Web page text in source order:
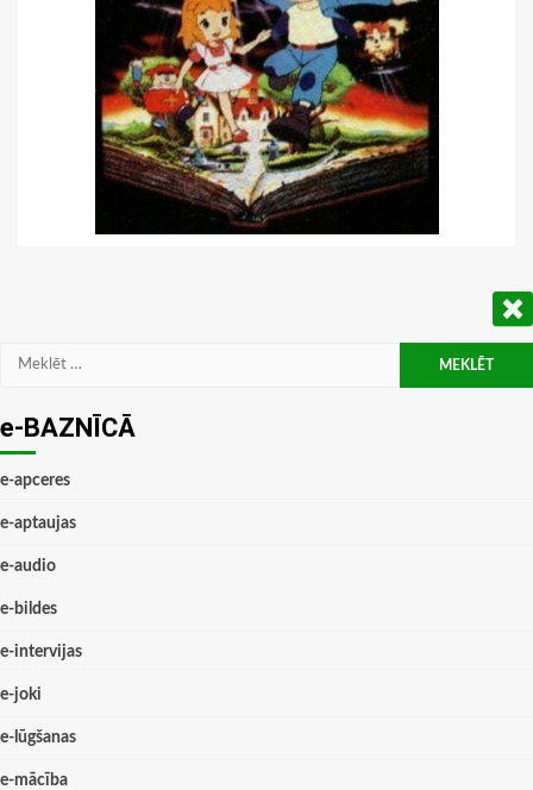
Meklēt:
e-BAZNĪCĀ
e-apceres
e-aptaujas
e-audio
e-bildes
e-intervijas
e-joki
e-lūgšanas
e-mācība